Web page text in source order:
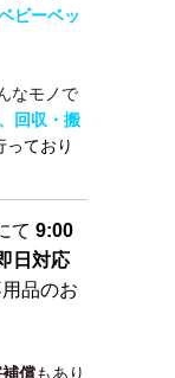
ビーベッ
なモノで
回収・搬
っており
て 9:00
日対応
品のお
償もあり